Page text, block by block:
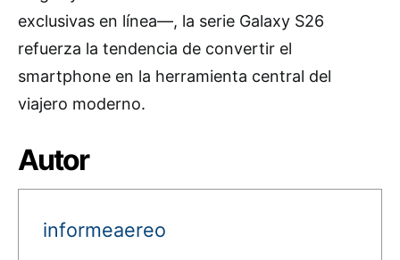
exclusivas en línea—, la serie Galaxy S26
refuerza la tendencia de convertir el
smartphone en la herramienta central del
viajero moderno.
Autor
informeaereo